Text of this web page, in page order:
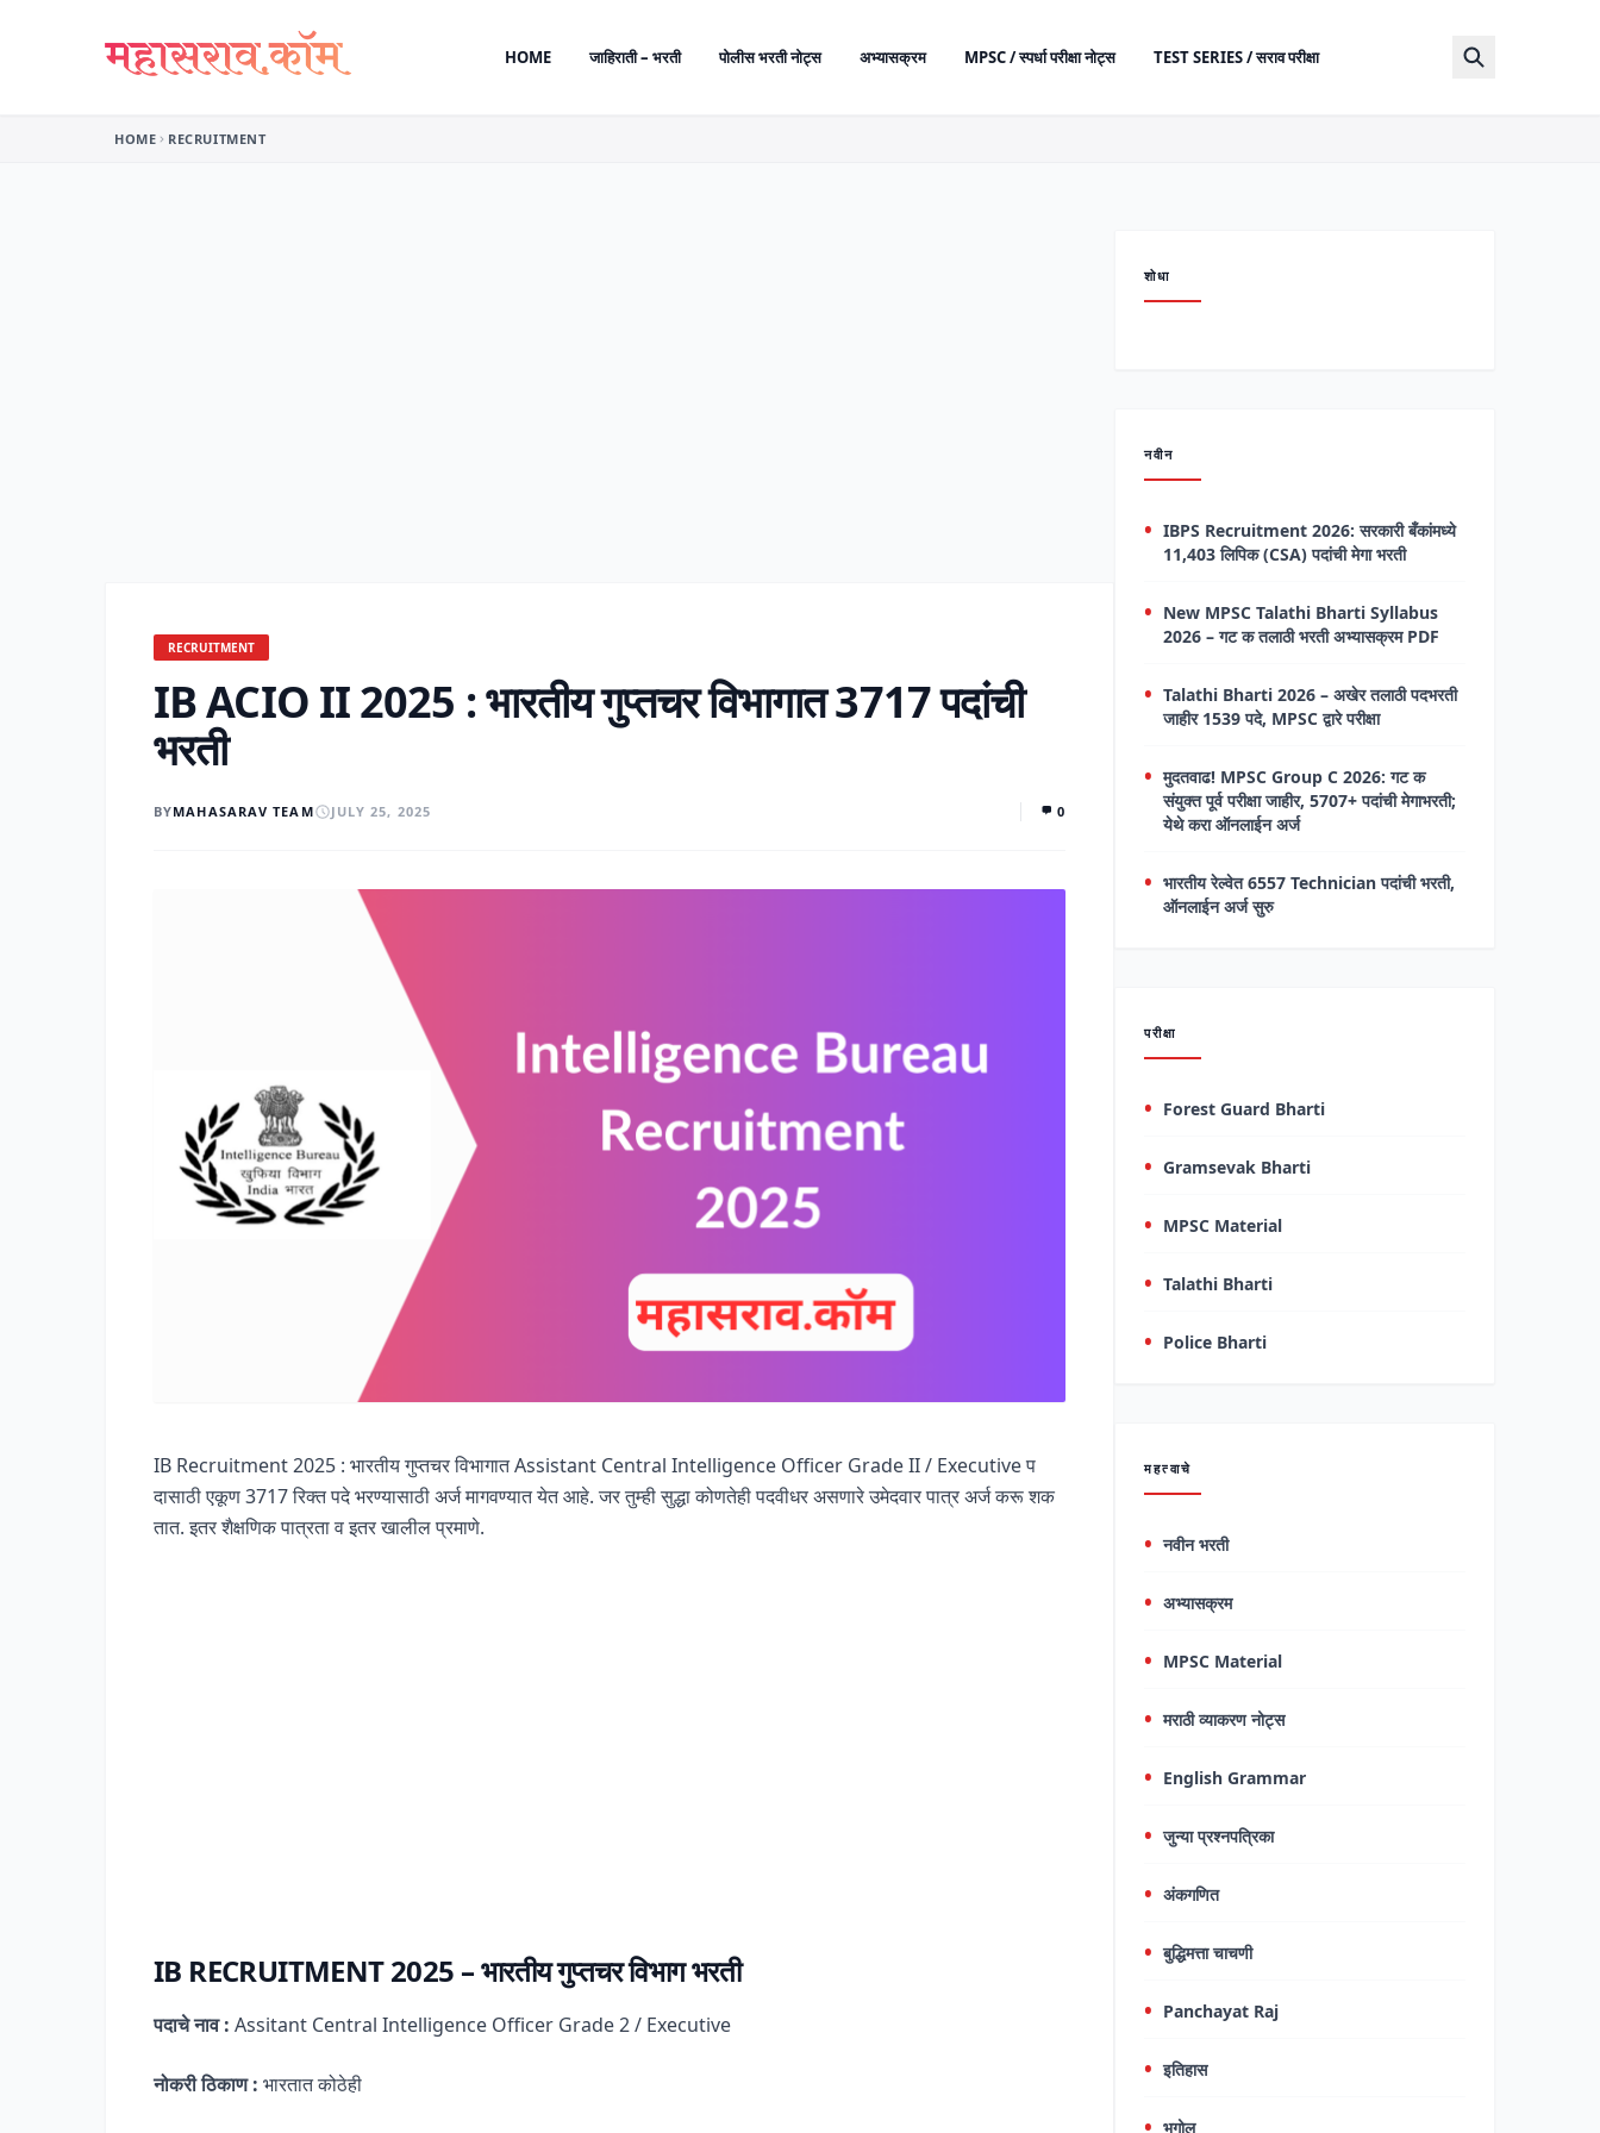
HOME जाहिराती – भरती पोलीस भरती नोट्स अभ्यासक्रम MPSC / स्पर्धा परीक्षा नोट्स TEST SERIES / सराव परीक्षा
HOME RECRUITMENT
RECRUITMENT
IB ACIO II 2025 : भारतीय गुप्तचर विभागात 3717 पदांची
भरती
BYMAHASARAV TEAM JULY 25, 2025 0
IB Recruitment 2025 : भारतीय गुप्तचर विभागात Assistant Central Intelligence Officer Grade II / Executive प
दासाठी एकूण 3717 रिक्त पदे भरण्यासाठी अर्ज मागवण्यात येत आहे. जर तुम्ही सुद्धा कोणतेही पदवीधर असणारे उमेदवार पात्र अर्ज करू शक
तात. इतर शैक्षणिक पात्रता व इतर खालील प्रमाणे.
IB RECRUITMENT 2025 – भारतीय गुप्तचर विभाग भरती
पदाचे नाव : Assitant Central Intelligence Officer Grade 2 / Executive
नोकरी ठिकाण : भारतात कोठेही
शोधा
नवीन
IBPS Recruitment 2026: सरकारी बँकांमध्ये
11,403 लिपिक (CSA) पदांची मेगा भरती
New MPSC Talathi Bharti Syllabus
2026 – गट क तलाठी भरती अभ्यासक्रम PDF
Talathi Bharti 2026 – अखेर तलाठी पदभरती
जाहीर 1539 पदे, MPSC द्वारे परीक्षा
मुदतवाढ! MPSC Group C 2026: गट क
संयुक्त पूर्व परीक्षा जाहीर, 5707+ पदांची मेगाभरती;
येथे करा ऑनलाईन अर्ज
भारतीय रेल्वेत 6557 Technician पदांची भरती,
ऑनलाईन अर्ज सुरु
परीक्षा
Forest Guard Bharti
Gramsevak Bharti
MPSC Material
Talathi Bharti
Police Bharti
महत्वाचे
नवीन भरती
अभ्यासक्रम
MPSC Material
मराठी व्याकरण नोट्स
English Grammar
जुन्या प्रश्नपत्रिका
अंकगणित
बुद्धिमत्ता चाचणी
Panchayat Raj
इतिहास
भूगोल